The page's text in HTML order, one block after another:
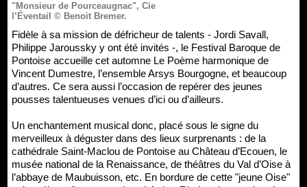
"Monsieur de Pourceaugnac", Cie
l’Éventail © Benoit Bremer.
Fidèle à sa mission de défricheur de talents - Jordi Savall,
Philippe Jaroussky y ont été invités -, le Festival Baroque de
Pontoise accueille cet automne Le Poème harmonique de
Vincent Dumestre, l’ensemble Arsys Bourgogne, et beaucoup
d’autres. Ce sera aussi l’occasion de repérer des jeunes
pousses talentueuses venues d’ici ou d’ailleurs.
Un enchantement musical donc, placé sous le signe du
merveilleux à déguster dans des lieux surprenants : de la
cathédrale Saint-Maclou de Pontoise au Château d’Ecouen, le
musée national de la Renaissance, de théâtres du Val d’Oise à
l’abbaye de Maubuisson, etc. En bordure de cette "jeune Oise"